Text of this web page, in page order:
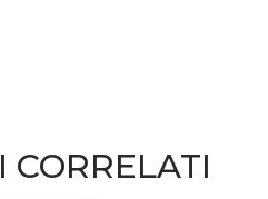
CORRELATI